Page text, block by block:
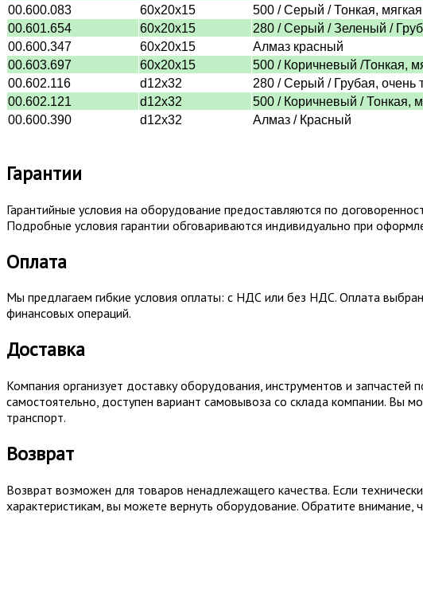
00.600.083
60х20х15 500 / Серый / Тонкая,
00.601.654
60х20х15 280 / Серый / Зеленый /
00.600.347
60х20х15 Алмаз красный
00.603.697
60х20х15 500 / Коричневый /Тонкая,
00.602.116
d12x32 280 / Серый / Грубая, очень
00.602.121
d12x32 500 / Коричневый / Тонкая,
00.600.390
d12x32 Алмаз / Красный
Гарантии
Гарантийные условия на оборудование предоставляются по
Подробные условия гарантии обговариваются индивидуально при
Оплата
Мы предлагаем гибкие условия оплаты: с НДС или без НДС. Оплата
финансовых операций.
Доставка
Компания организует доставку оборудования, инструментов и
самостоятельно, доступен вариант самовывоза со склада компании. Вы
транспорт.
Возврат
Возврат возможен для товаров ненадлежащего качества. Если
характеристикам, вы можете вернуть оборудование. Обратите внимание,